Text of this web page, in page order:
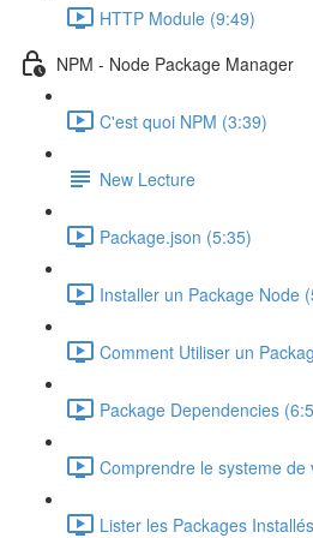
HTTP Module (9:49)
NPM - Node Package Manager
C'est quoi NPM (3:39)
New Lecture
Package.json (5:35)
Installer un Package Node
Comment Utiliser un
Package Dependencies
Comprendre le systeme de
Lister les Packages